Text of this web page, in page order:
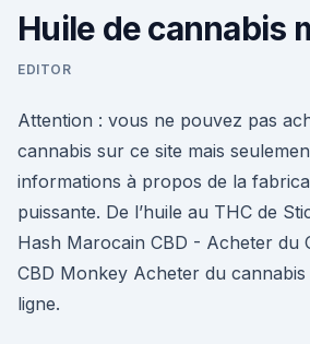
Huile de cannabis
EDITOR
Attention : vous ne pouvez pas
cannabis sur ce site mais
informations à propos de la
puissante. De l’huile au THC de
Hash Marocain CBD - Acheter du
CBD Monkey Acheter du
ligne.